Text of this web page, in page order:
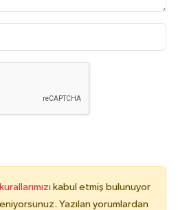
kabul etmiş bulunuyor
Yazılan yorumlardan